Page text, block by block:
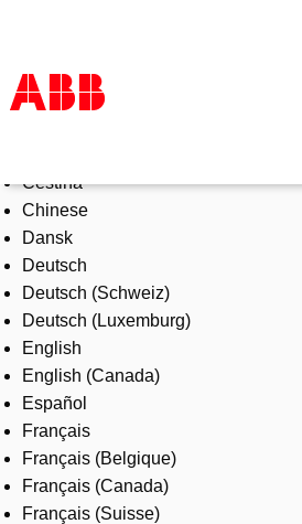
Products & Solutions
Industries
Services
About us
Where to buy
Contact us
Careers
Čeština
Chinese
Dansk
Deutsch
Deutsch (Schweiz)
Deutsch (Luxemburg)
English
English (Canada)
Español
Français
Français (Belgique)
Français (Canada)
Français (Suisse)